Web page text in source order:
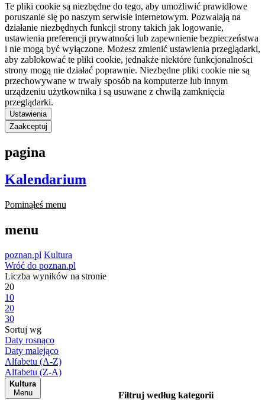
Te pliki cookie są niezbędne do tego, aby umożliwić prawidłowe
poruszanie się po naszym serwisie internetowym. Pozwalają na
działanie niezbędnych funkcji strony takich jak logowanie,
ustawienia preferencji prywatności lub zapewnienie bezpieczeństwa
i nie mogą być wyłączone. Możesz zmienić ustawienia przeglądarki,
aby zablokować te pliki cookie, jednakże niektóre funkcjonalności
strony mogą nie działać poprawnie. Niezbędne pliki cookie nie są
przechowywane w trwały sposób na komputerze lub innym
urządzeniu użytkownika i są usuwane z chwilą zamknięcia
przeglądarki.
Ustawienia
Zaakceptuj
pagina
Kalendarium
Pominąłeś menu
menu
poznan.pl Kultura
Wróć do poznan.pl
Liczba wyników na stronie
20
10
20
30
Sortuj wg
Daty rosnąco
Daty malejąco
Alfabetu (A-Z)
Alfabetu (Z-A)
Kultura
Menu
Filtruj według kategorii